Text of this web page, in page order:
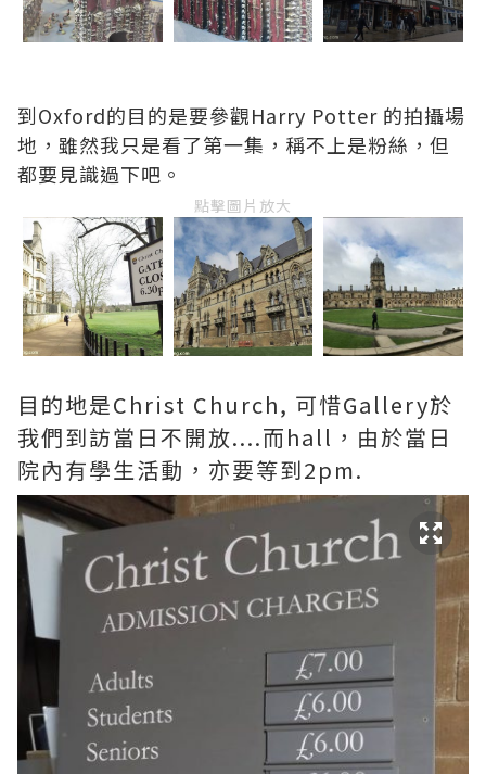
到Oxford的目的是要參觀Harry Potter 的拍攝場
地，雖然我只是看了第一集，稱不上是粉絲，但
都要見識過下吧。
點擊圖片放大
目的地是Christ Church, 可惜Gallery於
我們到訪當日不開放....而hall，由於當日
院內有學生活動，亦要等到2pm.